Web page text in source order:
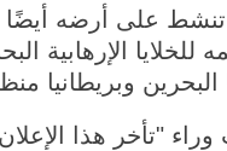
على أرضه أيضًا
الإرهابية
وبريطانيا
"تأخر هذا